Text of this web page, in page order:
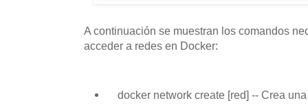
A continuación se muestran los comandos
acceder a redes en Docker:
docker network create [red] -- Crea